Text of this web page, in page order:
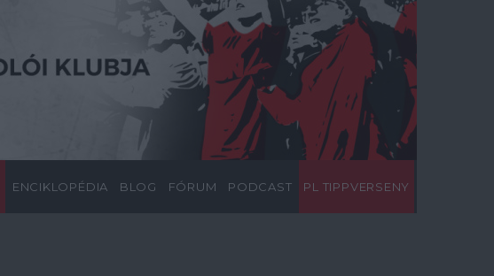
ENCIKLOPÉDIA BLOG FÓRUM PODCAST PL TIPPVERSENY